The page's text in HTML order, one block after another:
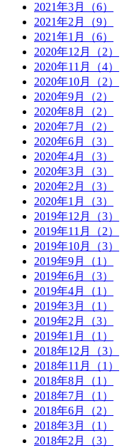
2021年3月（6）
2021年2月（9）
2021年1月（6）
2020年12月（2）
2020年11月（4）
2020年10月（2）
2020年9月（2）
2020年8月（2）
2020年7月（2）
2020年6月（3）
2020年4月（3）
2020年3月（3）
2020年2月（3）
2020年1月（3）
2019年12月（3）
2019年11月（2）
2019年10月（3）
2019年9月（1）
2019年6月（3）
2019年4月（1）
2019年3月（1）
2019年2月（3）
2019年1月（1）
2018年12月（3）
2018年11月（1）
2018年8月（1）
2018年7月（1）
2018年6月（2）
2018年3月（1）
2018年2月（3）